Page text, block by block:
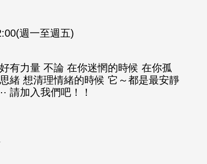
週一至週五)
有力量 不論 在你迷惘的時候 在你孤
緒 想清理情緒的時候 它～都是最安靜
加入我們吧！！